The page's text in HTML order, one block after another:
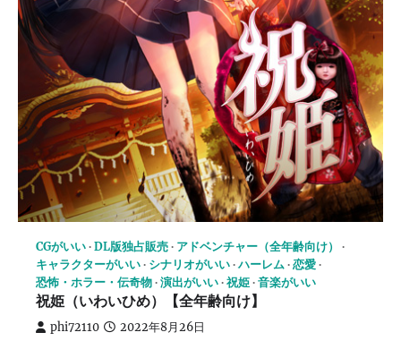
CGがいい DL版独占販売
アドベンチャー（全年齢向け）
キャラクターがいい
シナリオがいい ハーレム 恋愛
恐怖・ホラー・伝奇物 演出がいい 祝姫 音楽がいい
祝姫（いわいひめ）【全年齢向け】
phi72110 2022年8月26日